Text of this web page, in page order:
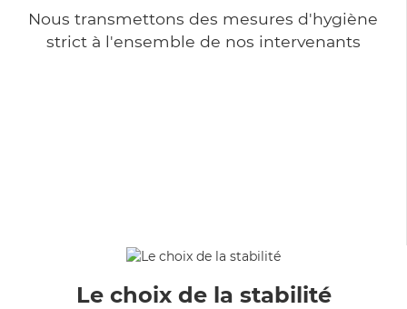
Nous transmettons des mesures d'hygiène
strict à l'ensemble de nos intervenants
Le choix de la stabilité